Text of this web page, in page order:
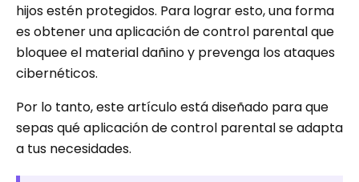
hijos estén protegidos. Para lograr esto, una forma
es obtener una aplicación de control parental que
bloquee el material dañino y prevenga los ataques
cibernéticos.
Por lo tanto, este artículo está diseñado para que
sepas qué aplicación de control parental se adapta
a tus necesidades.